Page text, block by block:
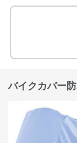
バイクカバー